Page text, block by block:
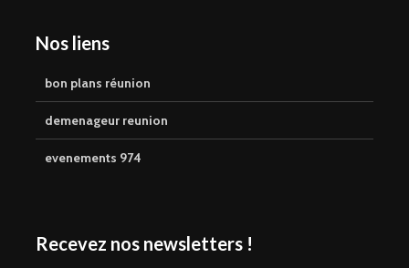
Nos liens
bon plans réunion
demenageur reunion
evenements 974
Recevez nos newsletters !